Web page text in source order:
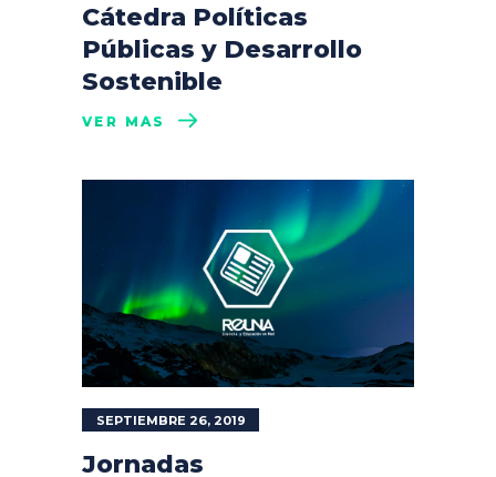
Cátedra Políticas
Públicas y Desarrollo
Sostenible
VER MÁS
SEPTIEMBRE 26, 2019
Jornadas